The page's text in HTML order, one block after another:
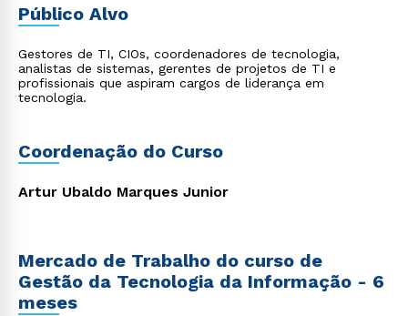
Público Alvo
Gestores de TI, CIOs, coordenadores de tecnologia,
analistas de sistemas, gerentes de projetos de TI e
profissionais que aspiram cargos de liderança em
tecnologia.
Coordenação do Curso
Artur Ubaldo Marques Junior
Mercado de Trabalho do curso de
Gestão da Tecnologia da Informação - 6
meses